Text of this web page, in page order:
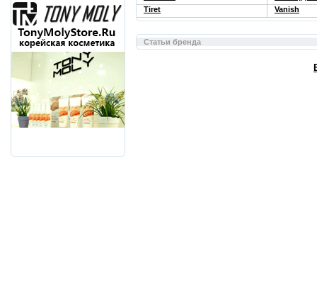
Tiret
Vanish
Статьи бренда